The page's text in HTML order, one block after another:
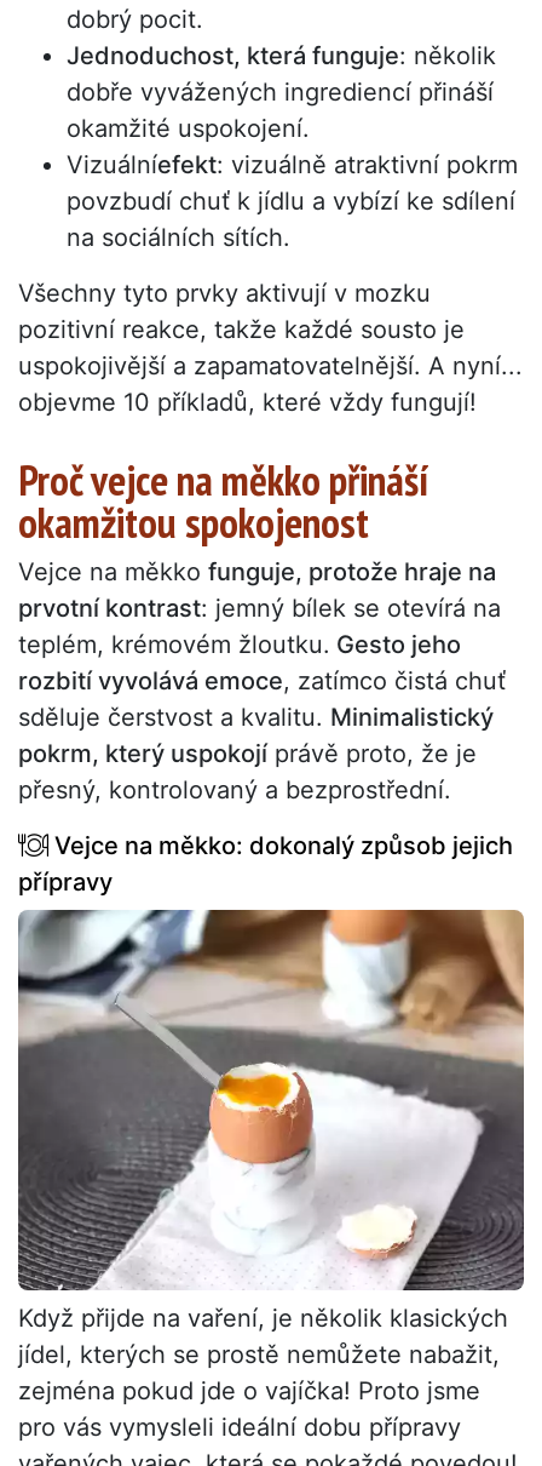
dobrý pocit.
Jednoduchost, která funguje: několik
dobře vyvážených ingrediencí přináší
okamžité uspokojení.
Vizuálníefekt: vizuálně atraktivní pokrm
povzbudí chuť k jídlu a vybízí ke sdílení
na sociálních sítích.
Všechny tyto prvky aktivují v mozku
pozitivní reakce, takže každé sousto je
uspokojivější a zapamatovatelnější. A nyní...
objevme 10 příkladů, které vždy fungují!
Proč vejce na měkko přináší
okamžitou spokojenost
Vejce na měkko funguje, protože hraje na
prvotní kontrast: jemný bílek se otevírá na
teplém, krémovém žloutku. Gesto jeho
rozbití vyvolává emoce, zatímco čistá chuť
sděluje čerstvost a kvalitu. Minimalistický
pokrm, který uspokojíprávě proto, že je
přesný, kontrolovaný a bezprostřední.
Vejce na měkko: dokonalý způsob jejich
přípravy
Když přijde na vaření, je několik klasických
jídel, kterých se prostě nemůžete nabažit,
zejména pokud jde o vajíčka! Proto jsme
pro vás vymysleli ideální dobu přípravy